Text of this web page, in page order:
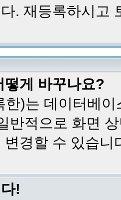
. 재등록하시고
떻게 바꾸나요?
한)는 데이터베
반적으로 화면
변경할 수 있습니
!